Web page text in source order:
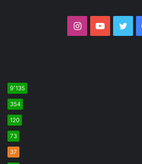
فيسبوك تويتر يوتيوب
9٬135
354
120
73
37